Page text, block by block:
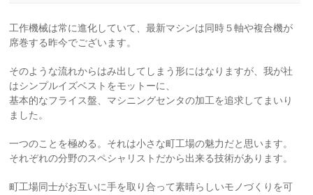
工作機械は常に進化していて、最新マシンは同時５軸や複合機が
席巻する昨今でございます。
そのような流れからはみ出してしまう形にはなりますが、我が社
はシンプルイズベストをモットーに、
基本的なフライス盤、マシニングセンタの加工を追求してまいり
ました。
一つのことを極める。それは小さな町工場の魅力だと思います。
それぞれの分野のスペシャリストだから出来る技術があります。
町工場同士がお互いに手を取り合って素晴らしいモノづくりを可